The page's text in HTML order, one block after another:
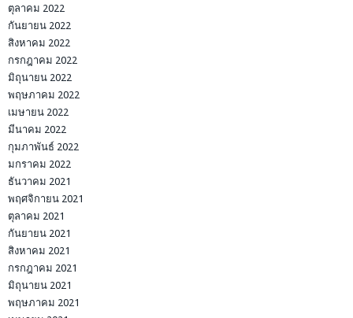
ตุลาคม 2022
กันยายน 2022
สิงหาคม 2022
กรกฎาคม 2022
มิถุนายน 2022
พฤษภาคม 2022
เมษายน 2022
มีนาคม 2022
กุมภาพันธ์ 2022
มกราคม 2022
ธันวาคม 2021
พฤศจิกายน 2021
ตุลาคม 2021
กันยายน 2021
สิงหาคม 2021
กรกฎาคม 2021
มิถุนายน 2021
พฤษภาคม 2021